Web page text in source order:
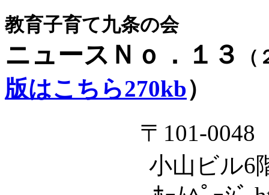
教育子育て九条の会
ニュースＮｏ．１３
版はこちら270kb）
〒101-0048
小山ビル6